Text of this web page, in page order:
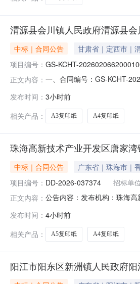
渭源县会川镇人民政府渭源县
中标｜合同公告 甘肃省｜定西市｜
项目编号： GS-KCHT-
正文内容： 一、合同编号：GS-KCHT-
有限公司地址：甘肃省定西
发布时间： 3小时前
相关产品：
A3复印纸 A4复印纸
珠海高新技术产业开发区唐家
中标｜合同公告 广东省｜珠海市｜
项目编号： DD-2026-037374 招标单
正文内容： 公告内容：发布机构：珠海
家湾镇卫生院地址：广东省
发布时间： 4小时前
相关产品：
A5复印纸 A4复印纸
阳江市阳东区新洲镇人民政府